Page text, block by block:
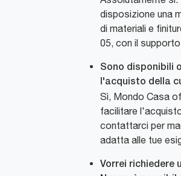
disposizione una
di materiali e
05, con il
Sono disponibili
l'acquisto della
Sì, Mondo Casa
facilitare
contattarci per
adatta alle tue
Vorrei richiedere